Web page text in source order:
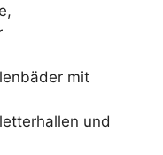
mit
und